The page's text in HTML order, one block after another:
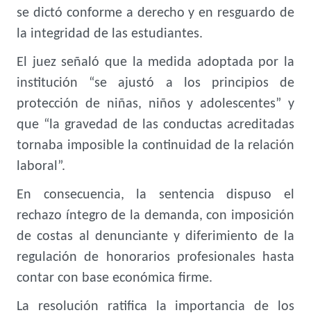
se dictó conforme a derecho y en resguardo de
la integridad de las estudiantes.
El juez señaló que la medida adoptada por la
institución “se ajustó a los principios de
protección de niñas, niños y adolescentes” y
que “la gravedad de las conductas acreditadas
tornaba imposible la continuidad de la relación
laboral”.
En consecuencia, la sentencia dispuso el
rechazo íntegro de la demanda, con imposición
de costas al denunciante y diferimiento de la
regulación de honorarios profesionales hasta
contar con base económica firme.
La resolución ratifica la importancia de los